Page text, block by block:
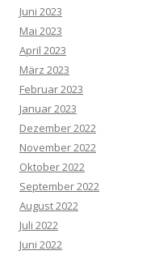
Juni 2023
Mai 2023
April 2023
März 2023
Februar 2023
Januar 2023
Dezember 2022
November 2022
Oktober 2022
September 2022
August 2022
Juli 2022
Juni 2022